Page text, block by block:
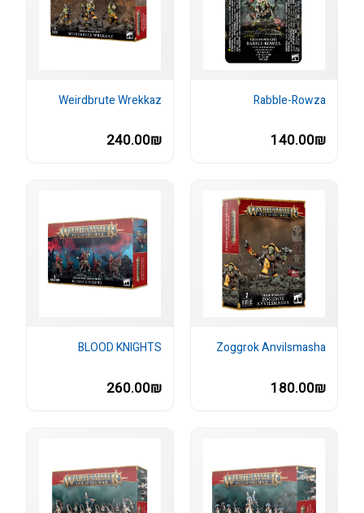
Rabble-Rowza
140.00₪
Weirdbrute Wrekkaz
240.00₪
Zoggrok Anvilsmasha
180.00₪
BLOOD KNIGHTS
260.00₪